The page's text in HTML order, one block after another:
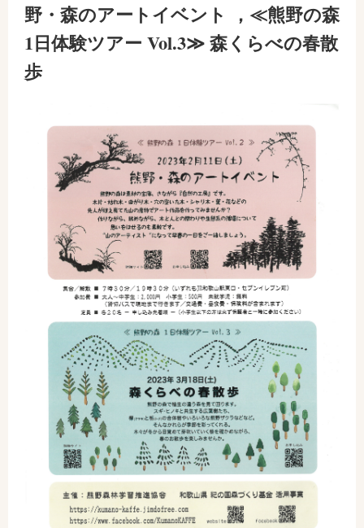
野・森のアートイベント ，≪熊野の森
1日体験ツアー Vol.3≫ 森くらべの春散
歩